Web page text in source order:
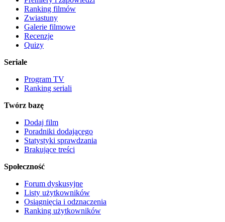
Ranking filmów
Zwiastuny
Galerie filmowe
Recenzje
Quizy
Seriale
Program TV
Ranking seriali
Twórz bazę
Dodaj film
Poradniki dodającego
Statystyki sprawdzania
Brakujące treści
Społeczność
Forum dyskusyjne
Listy użytkowników
Osiągnięcia i odznaczenia
Ranking użytkowników